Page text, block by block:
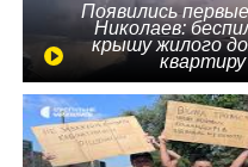
Появились
Николаев:
крышу жилого